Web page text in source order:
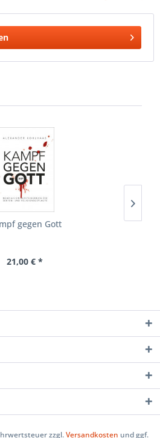
gegen Gott
21,00 € *
zzgl.Versandkosten und ggf.